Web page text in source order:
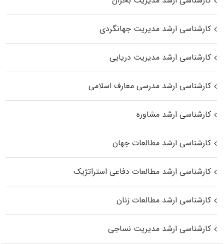
کارشناسی ارشد مدیریت جهانگردی
کارشناسی ارشد مدیریت دریایی
کارشناسی ارشد مدرسی معارف اسلامی
کارشناسی ارشد مشاوره
کارشناسی ارشد مطالعات جهان
کارشناسی ارشد مطالعات دفاعی استراتژیک
کارشناسی ارشد مطالعات زنان
کارشناسی ارشد مدیریت نساجی